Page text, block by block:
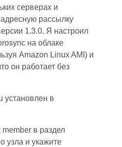
серверах и
рассылку
1.3.0. Я настроил
на облаке
Amazon Linux AMI) и
он работает без
в
в раздел
узла и укажите